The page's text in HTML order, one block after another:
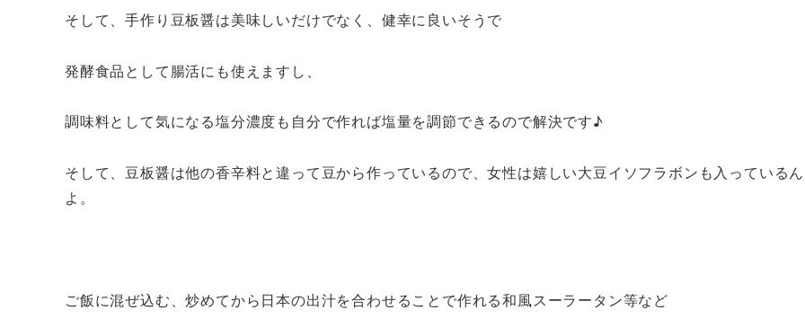
そして、手作り豆板醤は美味しいだけでなく、健幸に良いそうで
発酵食品として腸活にも使えますし、
調味料として気になる塩分濃度も自分で作れば塩量を調節できるので解決です♪
そして、豆板醤は他の香辛料と違って豆から作っているので、女性は嬉しい大豆イソフラボンも入っている
よ。
ご飯に混ぜ込む、炒めてから日本の出汁を合わせることで作れる和風スーラータン等など